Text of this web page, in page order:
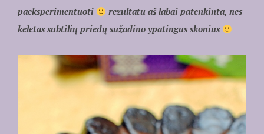
paeksperimentuoti
rezultatu aš labai patenkinta, nes
keletas subtilių priedų sužadino ypatingus skonius